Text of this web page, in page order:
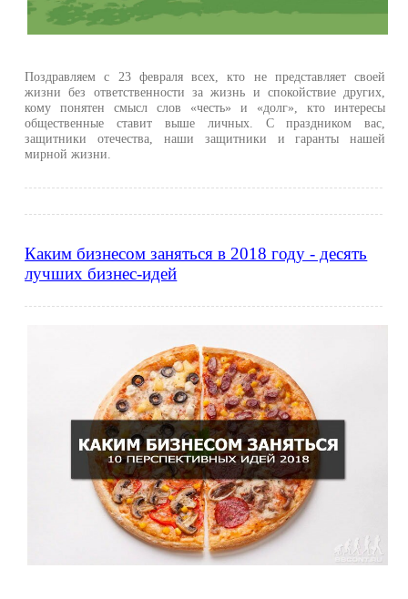
Поздравляем с 23 февраля всех, кто не представляет своей
жизни без ответственности за жизнь и спокойствие других,
кому понятен смысл слов «честь» и «долг», кто интересы
общественные ставит выше личных. С праздником вас,
защитники отечества, наши защитники и гаранты нашей
мирной жизни.
Каким бизнесом заняться в 2018 году - десять
лучших бизнес-идей